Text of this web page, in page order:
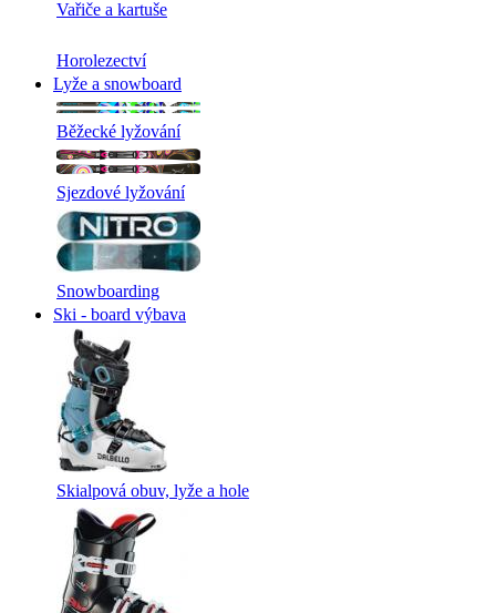
Vařiče a kartuše
Horolezectví
Lyže a snowboard
Běžecké lyžování
Sjezdové lyžování
Snowboarding
Ski - board výbava
Skialpová obuv, lyže a hole